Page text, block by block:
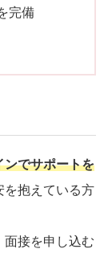
完備
ンでサポートを
を抱えている方
面接を申し込む